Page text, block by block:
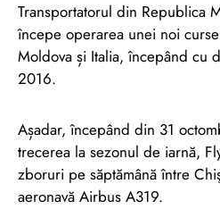
Transportatorul din Republica
începe operarea unei noi
Moldova și Italia, începând cu
2016.
Așadar, începând din 31
trecerea la sezonul de iarnă,
zboruri pe săptămână între
aeronavă Airbus A319.